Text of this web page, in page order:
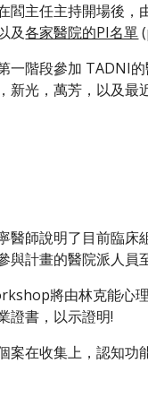
閻主任主持開場後，
及各家醫院的PI名單
一階段參加 TADNI
新光，萬芳，以及最
醫師說明了目前臨
與計畫的醫院派人員
將由林克能心
證書，以示證明!
案在收集上，認知功